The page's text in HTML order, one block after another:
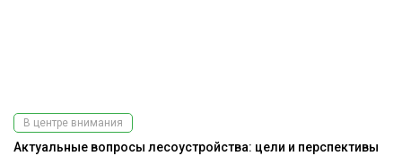
В центре внимания
Актуальные вопросы лесоустройства: цели и перспективы